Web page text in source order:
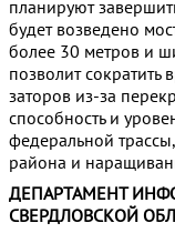
планируют
будет возведено
более 30 метров и
позволит сократить
заторов из-за
способность и
федеральной
района и
ДЕПАРТАМЕНТ
СВЕРДЛОВСКОЙ